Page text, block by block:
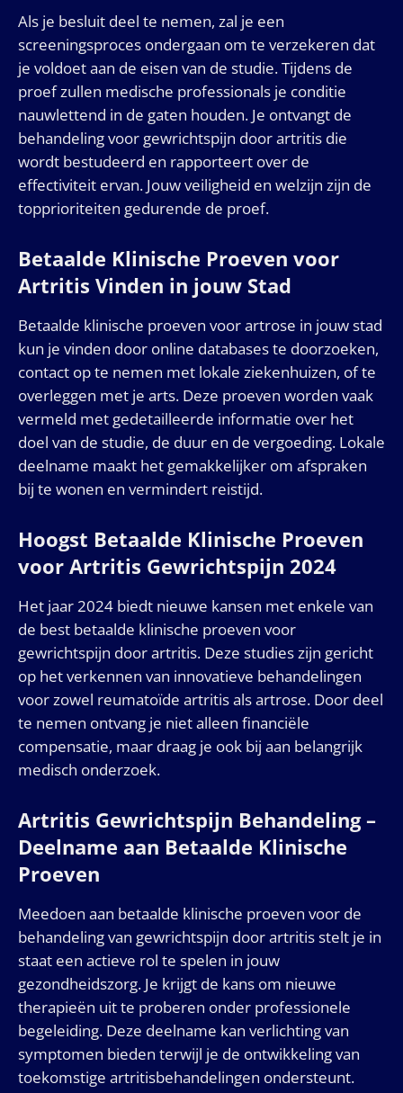
Als je besluit deel te nemen, zal je een
screeningsproces ondergaan om te verzekeren dat
je voldoet aan de eisen van de studie. Tijdens de
proef zullen medische professionals je conditie
nauwlettend in de gaten houden. Je ontvangt de
behandeling voor gewrichtspijn door artritis die
wordt bestudeerd en rapporteert over de
effectiviteit ervan. Jouw veiligheid en welzijn zijn de
topprioriteiten gedurende de proef.
Betaalde Klinische Proeven voor
Artritis Vinden in jouw Stad
Betaalde klinische proeven voor artrose in jouw stad
kun je vinden door online databases te doorzoeken,
contact op te nemen met lokale ziekenhuizen, of te
overleggen met je arts. Deze proeven worden vaak
vermeld met gedetailleerde informatie over het
doel van de studie, de duur en de vergoeding. Lokale
deelname maakt het gemakkelijker om afspraken
bij te wonen en vermindert reistijd.
Hoogst Betaalde Klinische Proeven
voor Artritis Gewrichtspijn 2024
Het jaar 2024 biedt nieuwe kansen met enkele van
de best betaalde klinische proeven voor
gewrichtspijn door artritis. Deze studies zijn gericht
op het verkennen van innovatieve behandelingen
voor zowel reumatoïde artritis als artrose. Door deel
te nemen ontvang je niet alleen financiële
compensatie, maar draag je ook bij aan belangrijk
medisch onderzoek.
Artritis Gewrichtspijn Behandeling –
Deelname aan Betaalde Klinische
Proeven
Meedoen aan betaalde klinische proeven voor de
behandeling van gewrichtspijn door artritis stelt je in
staat een actieve rol te spelen in jouw
gezondheidszorg. Je krijgt de kans om nieuwe
therapieën uit te proberen onder professionele
begeleiding. Deze deelname kan verlichting van
symptomen bieden terwijl je de ontwikkeling van
toekomstige artritisbehandelingen ondersteunt.